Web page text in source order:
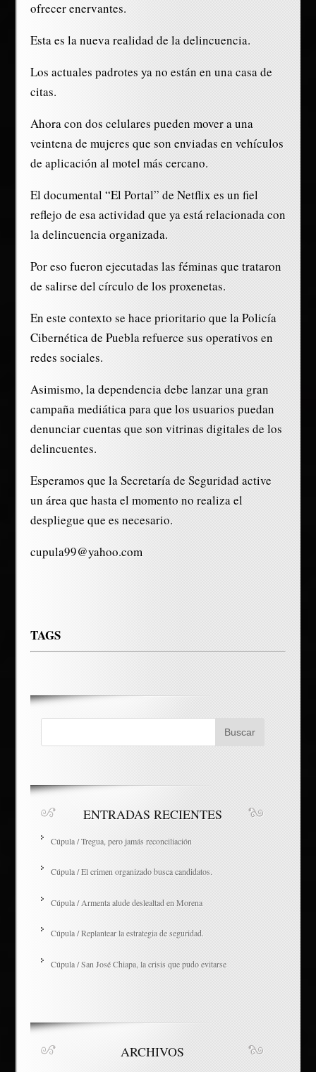
ofrecer enervantes.
Esta es la nueva realidad de la delincuencia.
Los actuales padrotes ya no están en una casa de
citas.
Ahora con dos celulares pueden mover a una
veintena de mujeres que son enviadas en vehículos
de aplicación al motel más cercano.
El documental “El Portal” de Netflix es un fiel
reflejo de esa actividad que ya está relacionada con
la delincuencia organizada.
Por eso fueron ejecutadas las féminas que trataron
de salirse del círculo de los proxenetas.
En este contexto se hace prioritario que la Policía
Cibernética de Puebla refuerce sus operativos en
redes sociales.
Asimismo, la dependencia debe lanzar una gran
campaña mediática para que los usuarios puedan
denunciar cuentas que son vitrinas digitales de los
delincuentes.
Esperamos que la Secretaría de Seguridad active
un área que hasta el momento no realiza el
despliegue que es necesario.
cupula99@yahoo.com
TAGS
ENTRADAS RECIENTES
Cúpula / Tregua, pero jamás reconciliación
Cúpula / El crimen organizado busca candidatos.
Cúpula / Armenta alude deslealtad en Morena
Cúpula / Replantear la estrategia de seguridad.
Cúpula / San José Chiapa, la crisis que pudo evitarse
ARCHIVOS